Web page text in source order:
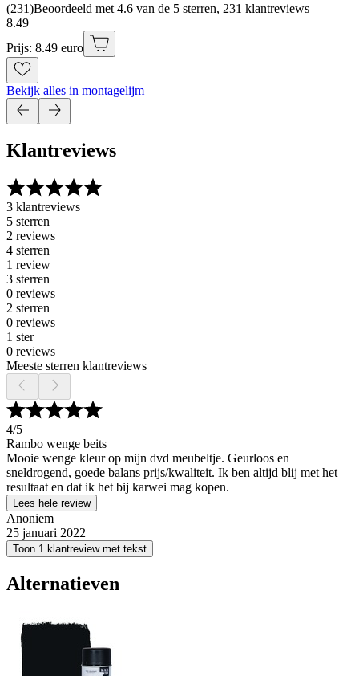
(231)Beoordeeld met 4.6 van de 5 sterren, 231 klantreviews
8.49
Prijs: 8.49 euro
Bekijk alles in montagelijm
Klantreviews
3 klantreviews
5 sterren
2 reviews
4 sterren
1 review
3 sterren
0 reviews
2 sterren
0 reviews
1 ster
0 reviews
Meeste sterren klantreviews
4/5
Rambo wenge beits
Mooie wenge kleur op mijn dvd meubeltje. Geurloos en
sneldrogend, goede balans prijs/kwaliteit. Ik ben altijd blij met het
resultaat en dat ik het bij karwei mag kopen.
Lees hele review
Anoniem
25 januari 2022
Toon 1 klantreview met tekst
Alternatieven